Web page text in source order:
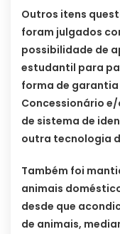
Outros itens
foram julgados
possibilidade de
estudantil para
forma de
Concessionário
de sistema de
outra tecnologia
Também foi
animais
desde que
de animais,